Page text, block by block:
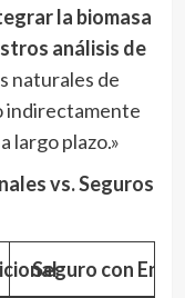
la biomasa
análisis de
naturales de
indirectamente
largo plazo.»
vs. Seguros
Seguro con